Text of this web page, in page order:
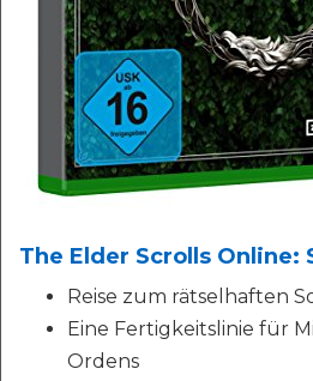
The Elder Scrolls Online:
Reise zum rätselhaften
Eine Fertigkeitslinie für
Ordens